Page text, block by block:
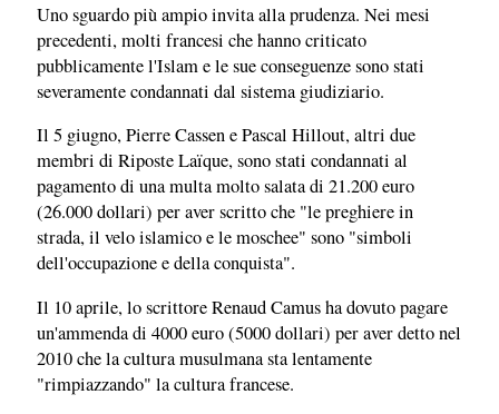
Uno sguardo più ampio invita alla prudenza. Nei mesi
precedenti, molti francesi che hanno criticato
pubblicamente l'Islam e le sue conseguenze sono stati
severamente condannati dal sistema giudiziario.
Il 5 giugno, Pierre Cassen e Pascal Hillout, altri due
membri di Riposte Laïque, sono stati condannati al
pagamento di una multa molto salata di 21.200 euro
(26.000 dollari) per aver scritto che "le preghiere in
strada, il velo islamico e le moschee" sono "simboli
dell'occupazione e della conquista".
Il 10 aprile, lo scrittore Renaud Camus ha dovuto pagare
un'ammenda di 4000 euro (5000 dollari) per aver detto nel
2010 che la cultura musulmana sta lentamente
"rimpiazzando" la cultura francese.